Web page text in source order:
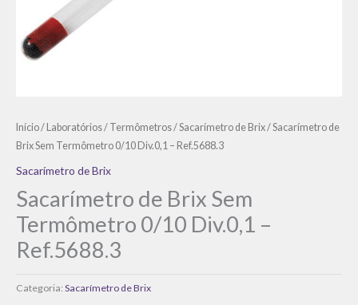
Início/ Laboratórios/ Termômetros/Sacarímetro de Brix/ Sacarímetro de
Brix Sem Termômetro 0/10 Div.0,1 – Ref.5688.3
Sacarímetro de Brix
Sacarímetro de Brix Sem
Termômetro 0/10 Div.0,1 –
Ref.5688.3
Categoria: Sacarímetro de Brix